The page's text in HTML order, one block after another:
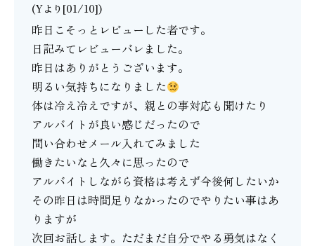
(Yより[01/10])
昨日こそっとレビューした者です。
日記みてレビューバレました。
昨日はありがとうございます。
明るい気持ちになりました
体は冷え冷えですが、親との事対応も聞けたり
アルバイトが良い感じだったので
問い合わせメール入れてみました
働きたいなと久々に思ったので
アルバイトしながら資格は考えず今後何したいか
その昨日は時間足りなかったのでやりたい事はあ
りますが
次回お話します。ただまだ自分でやる勇気はなく